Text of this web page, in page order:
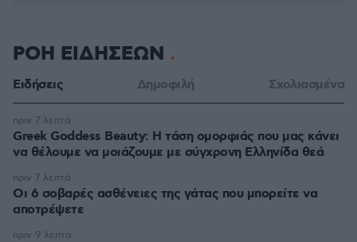
ΡΟΗ ΕΙΔΗΣΕΩΝ
Ειδήσεις Δημοφιλή Σχολιασμένα
Greek Goddess Beauty: Η τάση ομορφιάς που μας κάνει
να θέλουμε να μοιάζουμε με σύγχρονη Ελληνίδα θεά
πριν 7 λεπτά
Οι 6 σοβαρές ασθένειες της γάτας που μπορείτε να
αποτρέψετε
πριν 7 λεπτά
πριν 9 λεπτά